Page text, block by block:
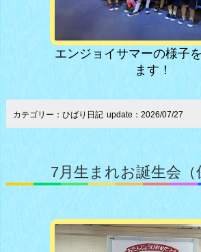
エンジョイサマーの様子
ます！
カテゴリー：ひばり日記 update：2026/07/27
7月生まれお誕生会（